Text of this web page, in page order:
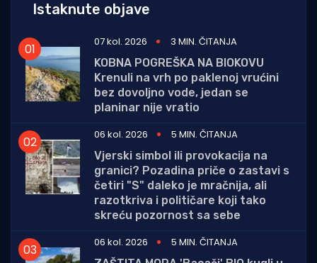
Istaknute objave
07 kol. 2026
3 MIN. ČITANJA
KOBNA POGREŠKA NA BIOKOVU
Krenuli na vrh po paklenoj vrućini
bez dovoljno vode, jedan se
planinar nije vratio
06 kol. 2026
5 MIN. ČITANJA
Vjerski simbol ili provokacija na
granici? Pozadina priče o zastavi s
četiri "S" daleko je mračnija, ali
razotkriva i političare koji tako
skreću pozornost sa sebe
06 kol. 2026
5 MIN. ČITANJA